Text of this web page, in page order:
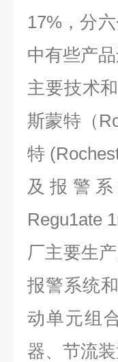
17%，分
中有些产
主要技术
斯蒙特（
特
及报警系
Regu1ate
厂主要生
报警系统
动单元组
器、节流